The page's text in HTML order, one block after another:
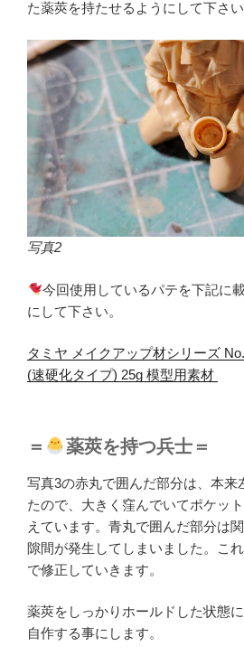
た薬莢を持たせるようにして下さい
写真2
今回使用しているパテを下記に
にして下さい。
タミヤ メイクアップ材シリーズ
(速硬化タイプ) 25g 模型用素材
＝ 薬莢を持つ兵士＝
写真3の赤丸で囲んだ部分は、本来
たので、大きく窪んでいてポケッ
えています。青丸で囲んだ部分は
隙間が発生してしまいました。こ
で修正していきます。
薬莢をしっかりホールドした状態
自作する事にします。